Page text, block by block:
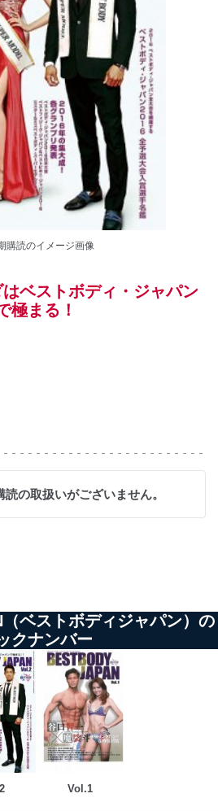
購読のイメージ画像
ベストボディ・ジャパン
極まる！
の取扱いがございません。
ベストボディジャパン）の
クナンバー
Vol.1